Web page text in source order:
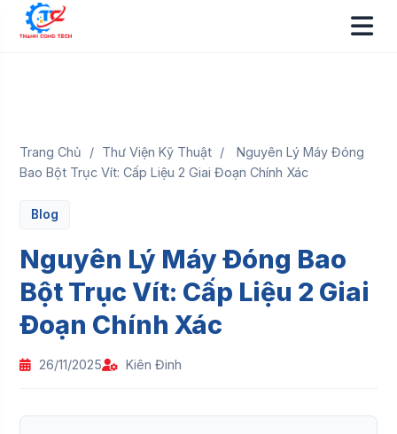
Trang Chủ / Thư Viện Kỹ Thuật /
Nguyên Lý Máy Đóng
Bao Bột Trục Vít: Cấp Liệu 2 Giai Đoạn Chính Xác
Blog
Nguyên Lý Máy Đóng Bao
Bột Trục Vít: Cấp Liệu 2 Giai
Đoạn Chính Xác
26/11/2025 Kiên Đinh